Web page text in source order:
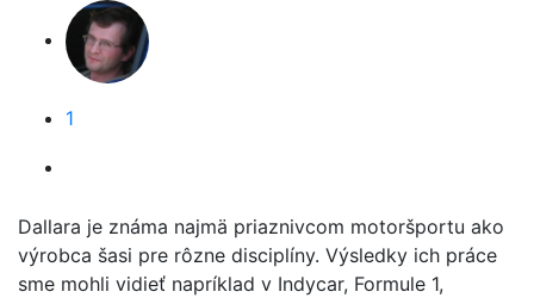
1
Dallara je známa najmä priaznivcom motoršportu ako
výrobca šasi pre rôzne disciplíny. Výsledky ich práce
sme mohli vidieť napríklad v Indycar, Formule 1,